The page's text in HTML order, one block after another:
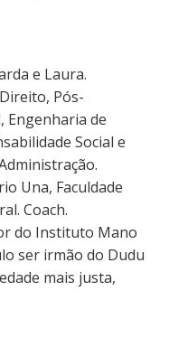
e Laura.
Pós-
Engenharia de
Social e
Una, Faculdade
Coach.
do Instituto Mano
ser irmão do Dudu
mais justa,